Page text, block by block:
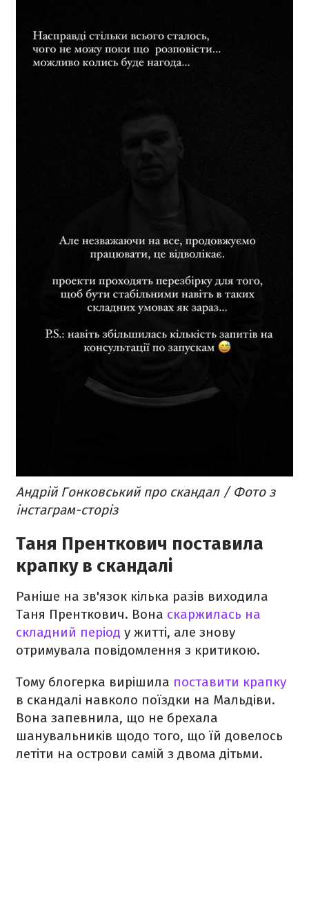
Андрій Гонковський про скандал / Фото з
інстаграм-сторіз
Таня Пренткович поставила
крапку в скандалі
Раніше на зв'язок кілька разів виходила
Таня Пренткович. Вона скаржилась на
складний період у житті, але знову
отримувала повідомлення з критикою.
Тому блогерка вирішила поставити крапку
в скандалі навколо поїздки на Мальдіви.
Вона запевнила, що не брехала
шанувальників щодо того, що їй довелось
летіти на острови самій з двома дітьми.